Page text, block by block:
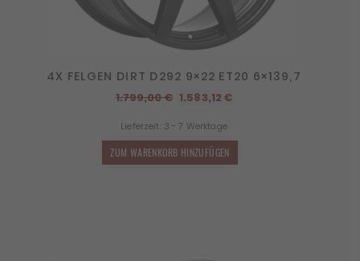
4X FELGEN DIRT D292 9×22 ET20 6×139,7
1.799,00€ Ursprünglicher
war:
1.799,00 €
1.583,12€Aktueller
Lieferzeit: 3 - 7 Werktage
ZUM WARENKORB HINZUFÜGEN